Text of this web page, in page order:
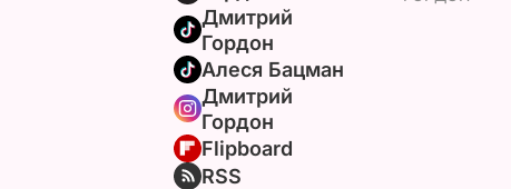
Дмитрий
Гордон
Алеся Бацман
Дмитрий
Гордон
Flipboard
RSS